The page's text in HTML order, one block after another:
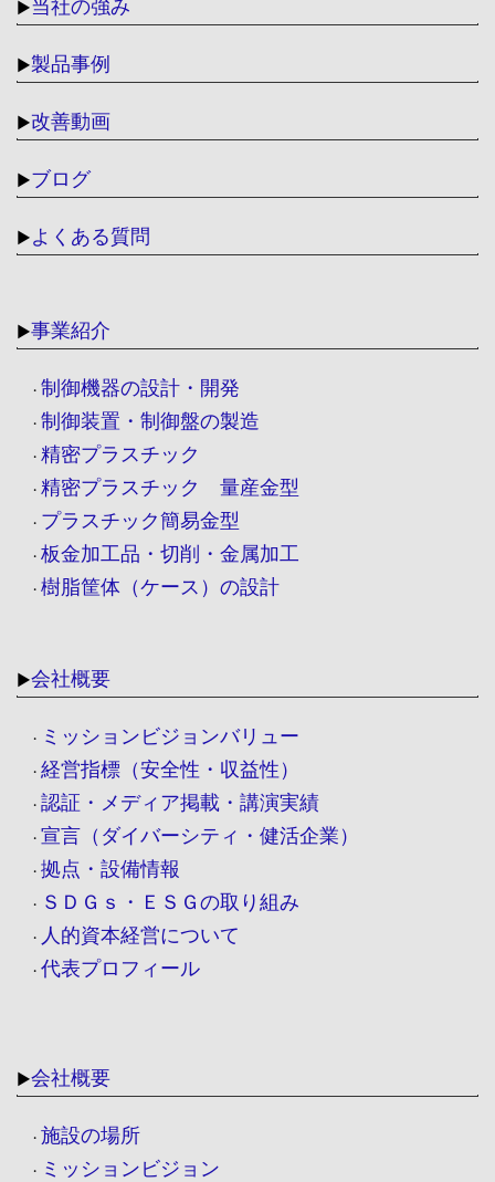
▶当社の強み
▶製品事例
▶改善動画
▶ブログ
▶よくある質問
▶事業紹介
・ 制御機器の設計・開発
・ 制御装置・制御盤の製造
・ 精密プラスチック
・ 精密プラスチック 量産金型
・ プラスチック簡易金型
・ 板金加工品・切削・金属加工
・ 樹脂筐体（ケース）の設計
▶会社概要
・ ミッションビジョンバリュー
・ 経営指標（安全性・収益性）
・ 認証・メディア掲載・講演実績
・ 宣言（ダイバーシティ・健活企業）
・ 拠点・設備情報
・ ＳＤＧｓ・ＥＳＧの取り組み
・ 人的資本経営について
・ 代表プロフィール
▶会社概要
・ 施設の場所
・ ミッションビジョン